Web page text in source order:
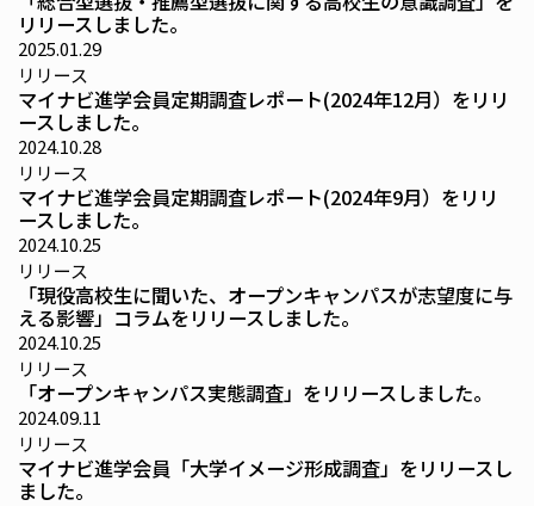
リリースしました。
2025.01.29
リリース
マイナビ進学会員定期調査レポート(2024年12月）をリリ
ースしました。
2024.10.28
リリース
マイナビ進学会員定期調査レポート(2024年9月）をリリ
ースしました。
2024.10.25
リリース
「現役高校生に聞いた、オープンキャンパスが志望度に与
える影響」コラムをリリースしました。
2024.10.25
リリース
「オープンキャンパス実態調査」をリリースしました。
2024.09.11
リリース
マイナビ進学会員「大学イメージ形成調査」をリリースし
ました。